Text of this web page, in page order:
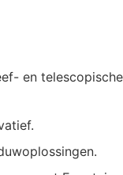
en telescopische